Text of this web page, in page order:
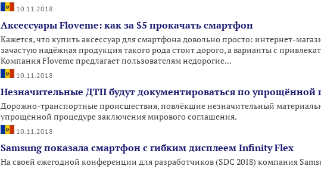
10.11.2018
Аксессуары Floveme: как за $5 прокачать смартфон
Кажется, что купить аксессуар для смартфона довольно просто: интернет-
зачастую надёжная продукция такого рода стоит дорого, а варианты с
Компания Floveme предлагает пользователям недорогие...
10.11.2018
Незначительные ДТП будут документироваться по упрощённой
Дорожно-транспортные происшествия, повлёкшие незначительный
упрощённой процедуре заключения мирового соглашения.
10.11.2018
Samsung показала смартфон с гибким дисплеем Infinity Flex
На своей ежегодной конференции для разработчиков (SDC 2018) компания